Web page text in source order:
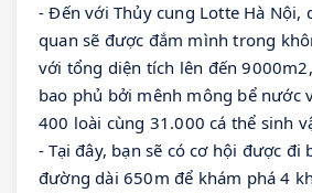
- Đến với Thủy cung Lotte Hà Nội,
quan sẽ được đắm mình trong
với tổng diện tích lên đến
bao phủ bởi mênh mông bể nước
400 loài cùng 31.000 cá thể sinh
- Tại đây, bạn sẽ có cơ hội được đi
đường dài 650m để khám phá 4